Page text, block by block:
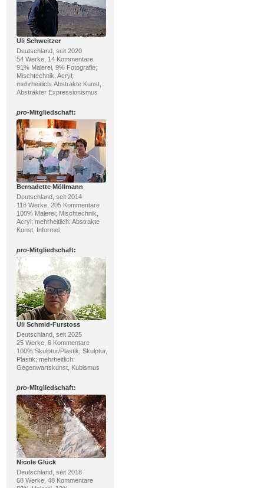
Uli Schweitzer
Deutschland, seit 2020
54 Werke, 14 Kommentare
91% Malerei, 9% Fotografie;
Mischtechnik, Acryl;
mehrheitlich: Abstrakte Kunst,
Abstrakter Expressionismus
pro-Mitgliedschaft:
Bernadette Möllmann
Deutschland, seit 2014
118 Werke, 205 Kommentare
100% Malerei; Mischtechnik,
Acryl; mehrheitlich: Abstrakte
Kunst, Informel
pro-Mitgliedschaft:
Uli Schmid-Furstoss
Deutschland, seit 2025
25 Werke, 6 Kommentare
100% Skulptur/Plastik; Skulptur,
Plastik; mehrheitlich:
Gegenwartskunst, Kubismus
pro-Mitgliedschaft:
Nicole Glück
Deutschland, seit 2018
68 Werke, 48 Kommentare